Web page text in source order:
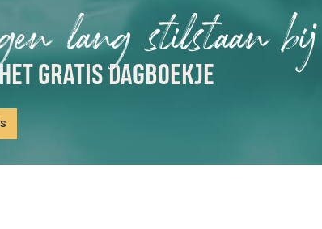
lang stilstaan
GRATIS DAGBOEKJE